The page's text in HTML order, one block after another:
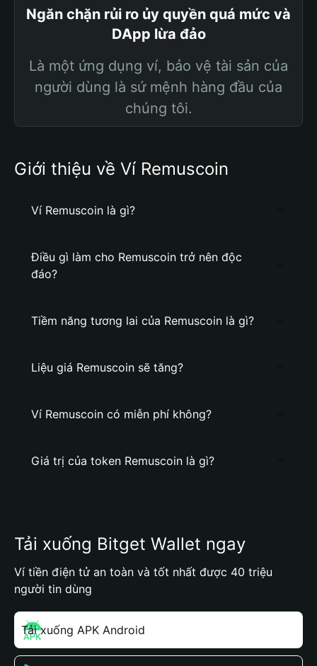
Ngăn chặn rủi ro ủy quyền quá mức và
DApp lừa đảo
Là một ứng dụng ví, bảo vệ tài sản của
người dùng là sứ mệnh hàng đầu của
chúng tôi.
Giới thiệu về Ví Remuscoin
Ví Remuscoin là gì?
Điều gì làm cho Remuscoin trở nên độc
đáo?
Tiềm năng tương lai của Remuscoin là gì?
Liệu giá Remuscoin sẽ tăng?
Ví Remuscoin có miễn phí không?
Giá trị của token Remuscoin là gì?
Tải xuống Bitget Wallet ngay
Ví tiền điện tử an toàn và tốt nhất được 40 triệu
người tin dùng
Tải xuống APK Android